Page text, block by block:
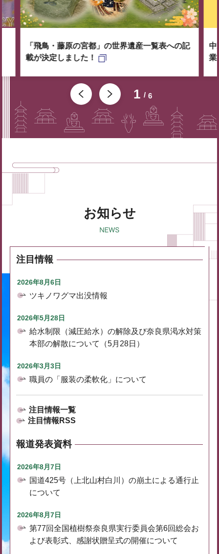
1 6
「飛鳥・藤原の宮都」の世界遺産一覧表への記
載が決定しました！
中
業
お知らせ
注目情報
2026年8月6日
ツキノワグマ出没情報
2026年5月28日
給水制限（減圧給水）の解除及び奈良県渇水対策
本部の解散について（5月28日）
2026年3月3日
職員の「服装の柔軟化」について
注目情報一覧
注目情報RSS
報道発表資料
2026年8月7日
国道425号（上北山村白川）の崩土による通行止
について
2026年8月7日
第77回全国植樹祭奈良県実行委員会第6回総会お
よび表彰式、感謝状贈呈式の開催について